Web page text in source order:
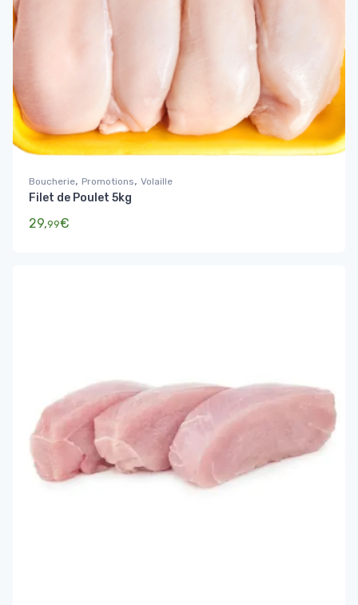
Boucherie, Promotions, Volaille
Filet de Poulet 5kg
29,99€